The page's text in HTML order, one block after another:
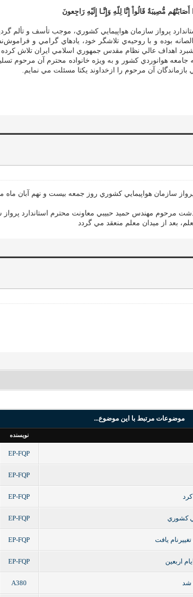
أَصَابَتْهُم مُّصِيبَةٌ قَالُواْ إِنَّا لِلّهِ وَإِنَّـا إِلَيْهِ رَاجِعونَ
پرواز سازمان هواپيمايي كشوري، موجب تأسف و تألم
اهداف عالي نظام مقدس جمهوري اسلامي ايران تلاش
هوانوردي كشور و به ويژه خانواده محترم آن مرحوم
آن مرحوم را ازخداوند يكتا مسئلت مي نمايم.
سازمان هواپيمايي كشوري روز جمعه بيست و نهم آبان ماه
مرحوم مهندس حميد حبيبي معاونت محترم استاندارد پرواز
موضوعات مرتبط با این موضوع...
نویسنده
EP-FQP
EP-FQP
EP-FQP
كشوري EP-FQP
يافت EP-FQP
اربعين EP-FQP
شد A380